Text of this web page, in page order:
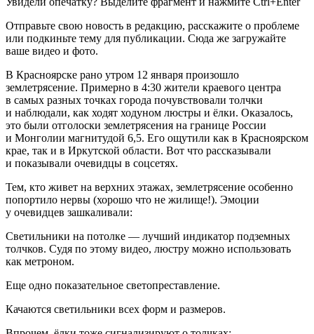
Отправьте свою новость в редакцию, расскажите о проблеме
или подкиньте тему для публикации. Сюда же загружайте
ваше видео и фото.
В Красноярске рано утром 12 января произошло
землетрясение. Примерно в 4:30 жители краевого центра
в самых разных точках города почувствовали толчки
и наблюдали, как ходят ходуном люстры и ёлки. Оказалось,
это были отголоски землетрясения на границе России
и Монголии магнитудой 6,5. Его ощутили как в Красноярском
крае, так и в Иркутской области. Вот что рассказывали
и показывали очевидцы в соцсетях.
Тем, кто живет на верхних этажах, землетрясение особенно
попортило нервы (хорошо что не жилище!). Эмоции
у очевидцев зашкаливали:
Светильники на потолке — лучший индикатор подземных
толчков. Судя по этому видео, люстру можно использовать
как метроном.
Еще одно показательное светопреставление.
Качаются светильники всех форм и размеров.